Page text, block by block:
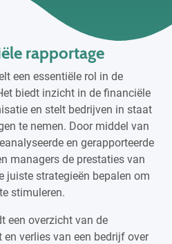
rapportage
een essentiële rol in de
biedt inzicht in de financiële
en stelt bedrijven in staat
te nemen. Door middel van
en gerapporteerde
managers de prestaties van
juiste strategieën bepalen om
stimuleren.
een overzicht van de
verlies van een bedrijf over